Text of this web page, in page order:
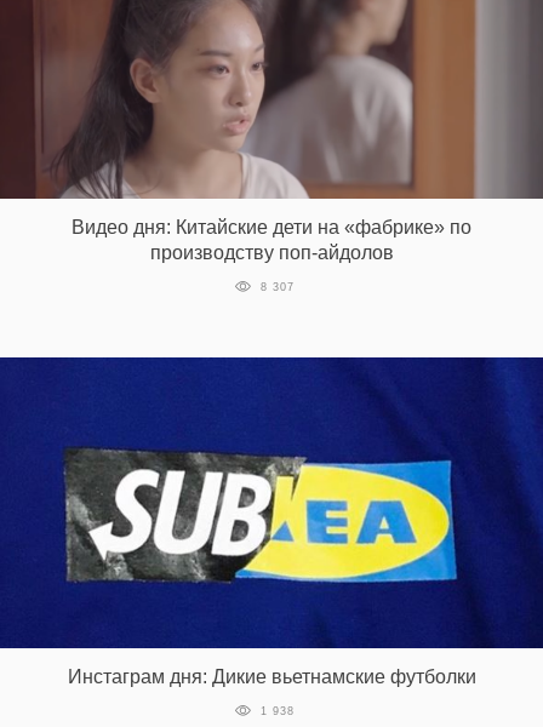
Видео дня: Китайские дети на «фабрике» по
производству поп-айдолов
8 307
Инстаграм дня: Дикие вьетнамские футболки
1 938